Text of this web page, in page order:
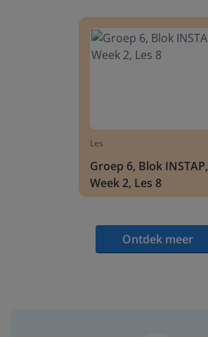
Les
Groep 6, Blok INSTAP,
Week 2, Les 8
Ontdek meer